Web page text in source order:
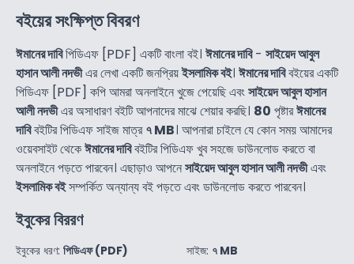
বইয়ের সংক্ষিপ্ত বিবরণ
ঈমানের দাবিপিডিএফ [PDF] একটি বাংলা বই। ঈমানের দাবি- সাইয়েদ আবুল
হাসান আলী নদভীএর লেখা একটি জনপ্রিয়ইসলামিক বই। ঈমানের দাবিবইয়ের একটি
পিডিএফ [PDF] কপি আমরা অনলাইনে খুজে পেয়েছি এবংসাইয়েদ আবুল হাসান
আলী নদভীএর অসাধারণ বইটি আপনাদের মাঝে শেয়ার করছি। 80 পৃষ্টারঈমানের
দাবিবইটির পিডিএফ সাইজ মাত্র৭ MB। আপনারা চাইলে যে কোন সময় আমাদের
ওয়েবসাইট থেকেঈমানের দাবিবইটির পিডিএফ খুব সহজে ডাউনলোড করতে বা
অনলাইনে পড়তে পারবেন। এছাড়াও আপনেসাইয়েদ আবুল হাসান আলী নদভীএবং
ইসলামিক বইসম্পর্কিত অন্যান্য বই পড়তে এবং ডাউনলোড করতে পারবেন।
ইবুকের বিররণ
ইবুকের ধরণ: পিডিএফ (PDF)
সাইজ: ৭ MB